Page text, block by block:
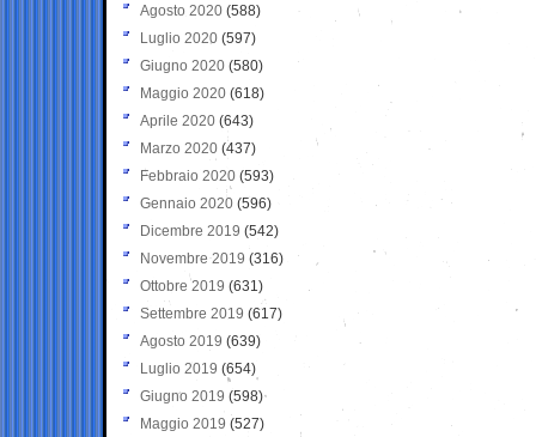
Agosto 2020 (588)
Luglio 2020 (597)
Giugno 2020 (580)
Maggio 2020 (618)
Aprile 2020 (643)
Marzo 2020 (437)
Febbraio 2020 (593)
Gennaio 2020 (596)
Dicembre 2019 (542)
Novembre 2019 (316)
Ottobre 2019 (631)
Settembre 2019 (617)
Agosto 2019 (639)
Luglio 2019 (654)
Giugno 2019 (598)
Maggio 2019 (527)